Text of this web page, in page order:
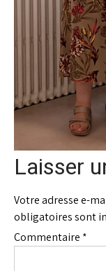
Laisser
Votre adresse e-
obligatoires sont
Commentaire *